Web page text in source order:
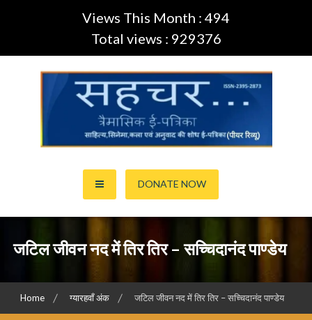
Views This Month : 494
Total views : 929376
सहचर ई-पत्रिका… (ISSN:2395-
2873)
DONATE NOW
जटिल जीवन नद में तिर तिर – सच्चिदानंद पाण्डेय
Home ग्यारहवाँ अंक जटिल जीवन नद में तिर तिर – सच्चिदानंद पाण्डेय